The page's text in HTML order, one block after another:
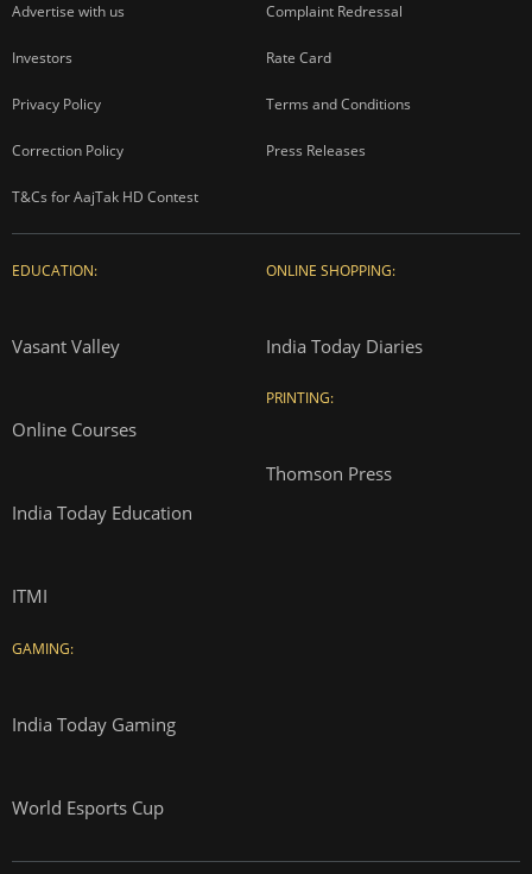
Advertise with us Complaint Redressal
Investors Rate Card
Privacy Policy Terms and Conditions
Correction Policy Press Releases
T&Cs for AajTak HD Contest
EDUCATION:
Vasant Valley
Online Courses
India Today Education
ITMI
GAMING:
India Today Gaming
World Esports Cup
ONLINE SHOPPING:
India Today Diaries
PRINTING:
Thomson Press